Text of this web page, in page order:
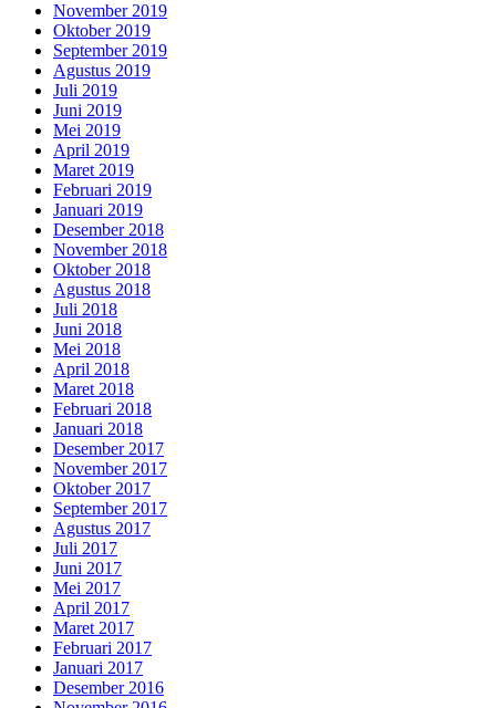
November 2019
Oktober 2019
September 2019
Agustus 2019
Juli 2019
Juni 2019
Mei 2019
April 2019
Maret 2019
Februari 2019
Januari 2019
Desember 2018
November 2018
Oktober 2018
Agustus 2018
Juli 2018
Juni 2018
Mei 2018
April 2018
Maret 2018
Februari 2018
Januari 2018
Desember 2017
November 2017
Oktober 2017
September 2017
Agustus 2017
Juli 2017
Juni 2017
Mei 2017
April 2017
Maret 2017
Februari 2017
Januari 2017
Desember 2016